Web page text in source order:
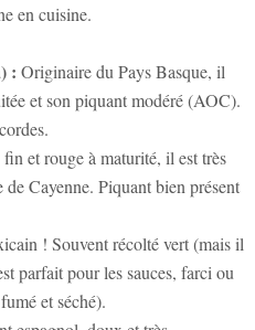
en cuisine.
: Originaire du Pays Basque, il
et son piquant modéré (AOC).
et rouge à maturité, il est très
Cayenne. Piquant bien présent
! Souvent récolté vert (mais il
parfait pour les sauces, farci ou
et séché).